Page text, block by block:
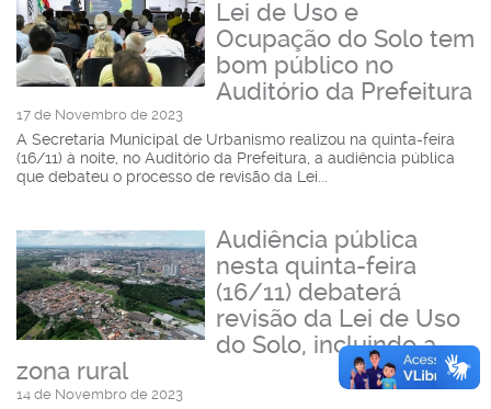
Lei de Uso e
Ocupação do Solo tem
bom público no
Auditório da Prefeitura
17 de Novembro de 2023
A Secretaria Municipal de Urbanismo realizou na quinta-feira
(16/11) à noite, no Auditório da Prefeitura, a audiência pública
que debateu o processo de revisão da Lei...
Audiência pública
nesta quinta-feira
(16/11) debaterá
revisão da Lei de Uso
do Solo, incluindo a
zona rural
14 de Novembro de 2023